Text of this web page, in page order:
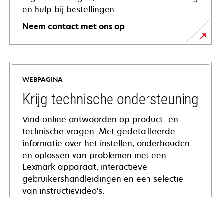
en hulp bij bestellingen.
Neem contact met ons op
WEBPAGINA
Krijg technische ondersteuning
Vind online antwoorden op product- en
technische vragen. Met gedetailleerde
informatie over het instellen, onderhouden
en oplossen van problemen met een
Lexmark apparaat, interactieve
gebruikershandleidingen en een selectie
van instructievideo's.